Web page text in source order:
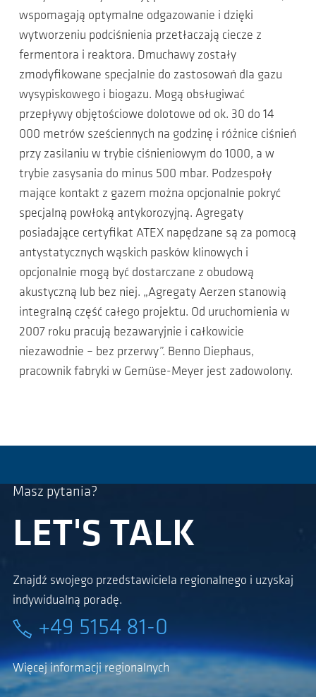
wspomagają optymalne odgazowanie i dzięki
wytworzeniu podciśnienia przetłaczają ciecze z
fermentora i reaktora. Dmuchawy zostały
zmodyfikowane specjalnie do zastosowań dla gazu
wysypiskowego i biogazu. Mogą obsługiwać
przepływy objętościowe dolotowe od ok. 30 do 14
000 metrów sześciennych na godzinę i różnice ciśnień
przy zasilaniu w trybie ciśnieniowym do 1000, a w
trybie zasysania do minus 500 mbar. Podzespoły
mające kontakt z gazem można opcjonalnie pokryć
specjalną powłoką antykorozyjną. Agregaty
posiadające certyfikat ATEX napędzane są za pomocą
antystatycznych wąskich pasków klinowych i
opcjonalnie mogą być dostarczane z obudową
akustyczną lub bez niej. „Agregaty Aerzen stanowią
integralną część całego projektu. Od uruchomienia w
2007 roku pracują bezawaryjnie i całkowicie
niezawodnie – bez przerwy”. Benno Diephaus,
pracownik fabryki w Gemüse-Meyer jest zadowolony.
Masz pytania?
LET'S TALK
Znajdź swojego przedstawiciela regionalnego i uzyskaj
indywidualną poradę.
+49 5154 81-0
Więcej informacji regionalnych